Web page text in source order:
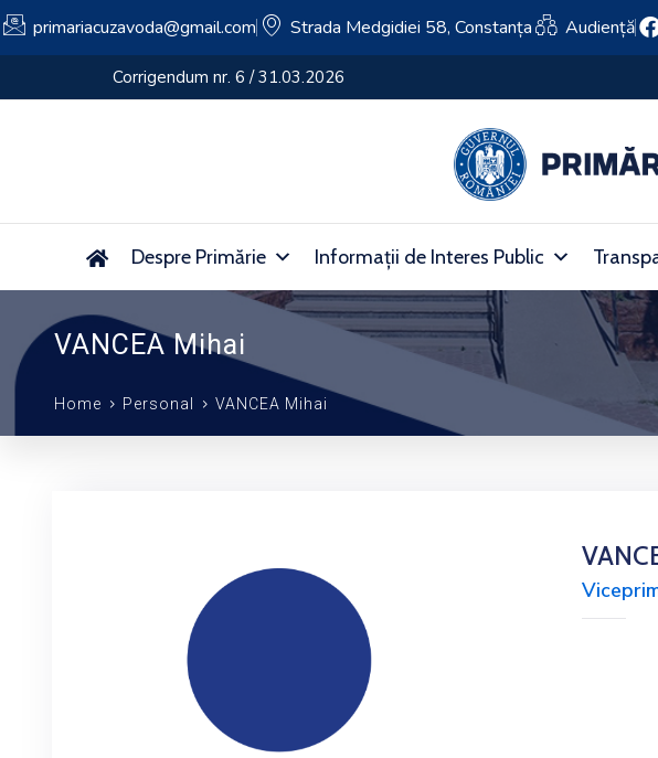
primariacuzavoda@gmail.com Strada Medgidiei 58, Constanța Audiență
Despre Primărie Informații de Interes Public
VANCEA Mihai
Home Personal VANCEA Mihai